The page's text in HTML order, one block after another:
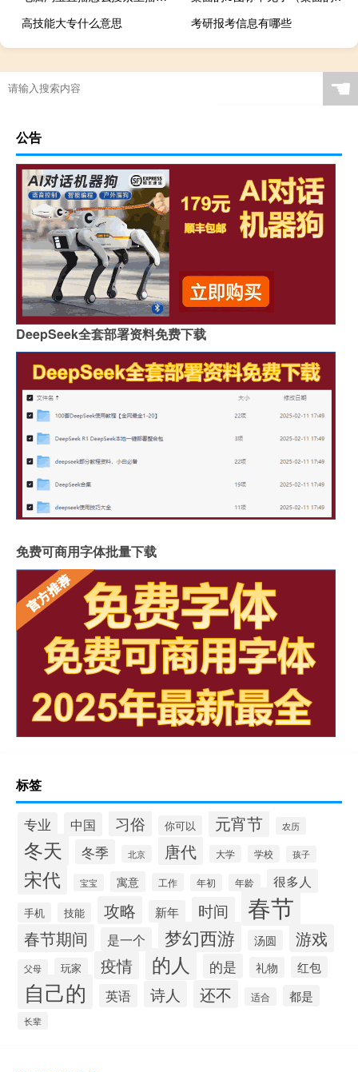
高技能大专什么意思
考研报考信息有哪些
☚
公告
DeepSeek全套部署资料免费下载
免费可商用字体批量下载
标签
专业 中国 习俗 你可以 元宵节 农历
冬天 冬季 北京 唐代 大学 学校 孩子
宋代 宝宝 寓意 工作 年初 年龄 很多人
手机 技能 攻略 新年 时间 春节
春节期间 是一个 梦幻西游 汤圆 游戏
父母 玩家 疫情 的人 的是 礼物 红包
自己的 英语 诗人 还不 适合 都是
长辈